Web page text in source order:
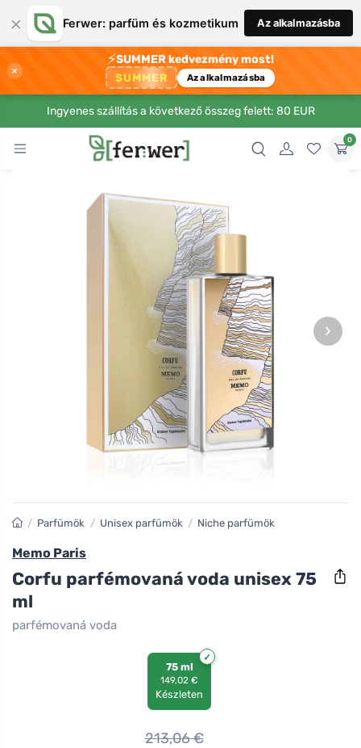
× Ferwer: parfüm és kozmetikum Az alkalmazásba
×
⚡SUMMER kedvezmény most!
SUMMER Az alkalmazásba
Ingyenes szállítás a következő összeg felett: 80 EUR
0
›
/ Parfümök / Unisex parfümök / Niche parfümök
Memo Paris
Corfu parfémovaná voda unisex 75
ml
parfémovaná voda
75 ml
149,02 €
Készleten
213,06€